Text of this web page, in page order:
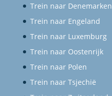
Trein naar Denemarken
Trein naar Engeland
Trein naar Luxemburg
Trein naar Oostenrijk
Trein naar Polen
Trein naar Tsjechië